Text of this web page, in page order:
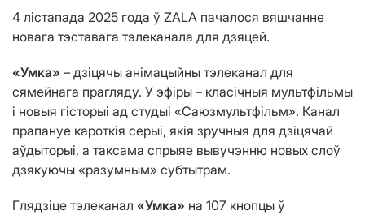
4 лістапада 2025 года ў ZALA пачалося вяшчанне
новага тэставага тэлеканала для дзяцей.
«Умка» – дзіцячы анімацыйны тэлеканал для
сямейнага прагляду. У эфіры – класічныя мультфільмы
і новыя гісторыі ад студыі «Саюзмультфільм». Канал
прапануе кароткія серыі, якія зручныя для дзіцячай
аўдыторыі, а таксама спрыяе вывучэнню новых слоў
дзякуючы «разумным» субтытрам.
Глядзіце тэлеканал «Умка» на 107 кнопцы ў